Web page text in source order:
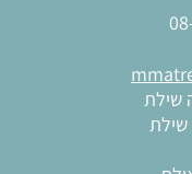
שילת
שילת